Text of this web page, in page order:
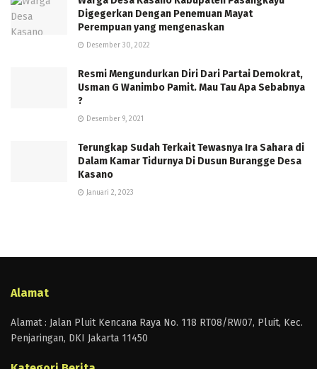
Digegerkan Dengan Penemuan Mayat
Perempuan yang mengenaskan
Desember 30, 2022
Resmi Mengundurkan Diri Dari Partai Demokrat,
Usman G Wanimbo Pamit. Mau Tau Apa Sebabnya
?
Desember 9, 2021
Terungkap Sudah Terkait Tewasnya Ira Sahara di
Dalam Kamar Tidurnya Di Dusun Burangge Desa
Kasano
Januari 2, 2023
Alamat
Alamat : Jalan Pluit Kencana Raya No. 118 RT08/RW07, Pluit, Kec.
Penjaringan, DKI Jakarta 11450